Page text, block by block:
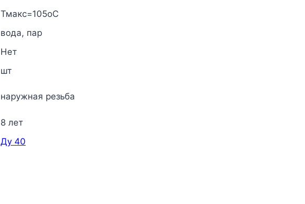
Тмакс=105оС
вода, пар
Нет
шт
наружная резьба
8 лет
Ду 40